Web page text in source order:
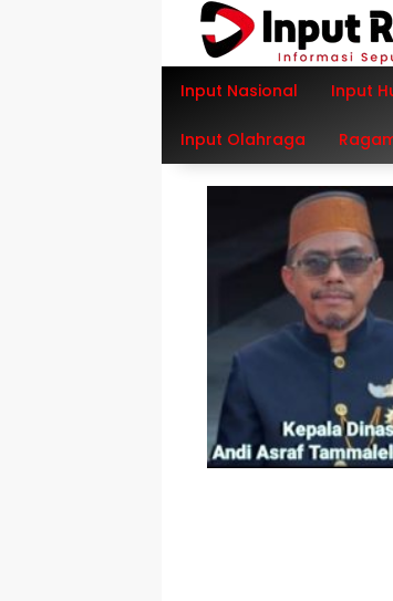
Input Nasional Input
Input Olahraga